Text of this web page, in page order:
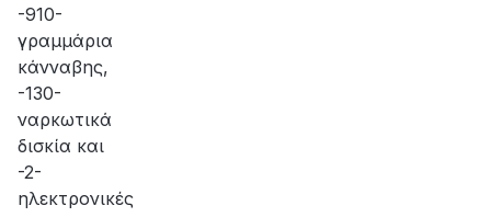
-910-
γραμμάρια
κάνναβης,
-130-
ναρκωτικά
δισκία και
-2-
ηλεκτρονικές